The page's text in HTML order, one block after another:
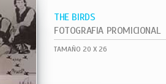
THE BIRDS
FOTOGRAFIA PROMICIONAL
TAMAÑO 20 X 26